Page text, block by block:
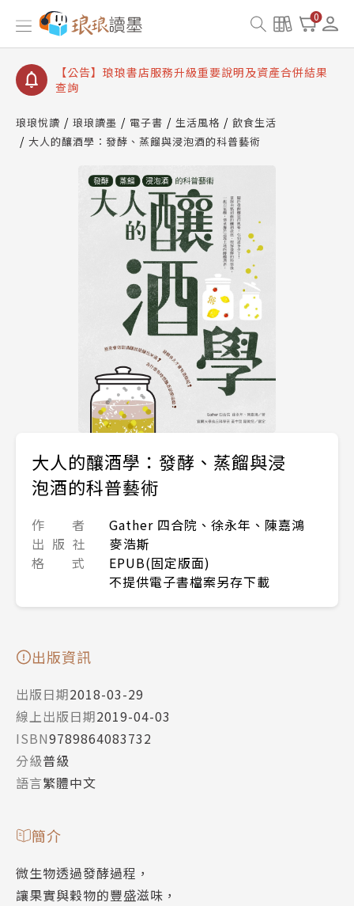
0
【公告】琅琅讀墨書櫃開通常見問題
【公告】琅琅讀墨 3 分鐘完成書櫃開通與資產合併申
【公告】琅琅書店服務升級重要說明及資產合併結果
查詢
琅琅悅讀 琅琅讀墨 電子書 生活風格
飲食生活
大人的釀酒學：發酵、蒸餾與浸泡酒的科普藝術
大人的釀酒學：發酵、蒸餾與浸
泡酒的科普藝術
作 者
Gather 四合院、徐永年、陳嘉鴻
出 版 社
麥浩斯
格 式
EPUB(固定版面)
不提供電子書檔案另存下載
出版資訊
出版日期2018-03-29
線上出版日期2019-04-03
ISBN9789864083732
分級普級
語言繁體中文
簡介
微生物透過發酵過程，
讓果實與穀物的豐盛滋味，